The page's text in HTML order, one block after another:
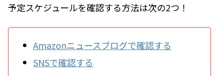
予定スケジュールを確認する方法は次の2つ！
Amazonニュースブログで確認する
SNSで確認する